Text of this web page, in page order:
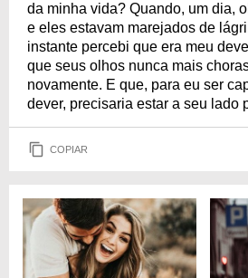
da minha vida? Quando, um dia,
e eles estavam marejados de
instante percebi que era meu
que seus olhos nunca mais
novamente. E que, para eu ser
dever, precisaria estar a seu lado
COPIAR